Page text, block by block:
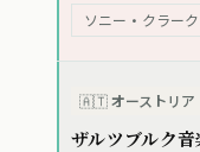
ソニー・クラーク
🇦🇹 オーストリア
ザルツブルク